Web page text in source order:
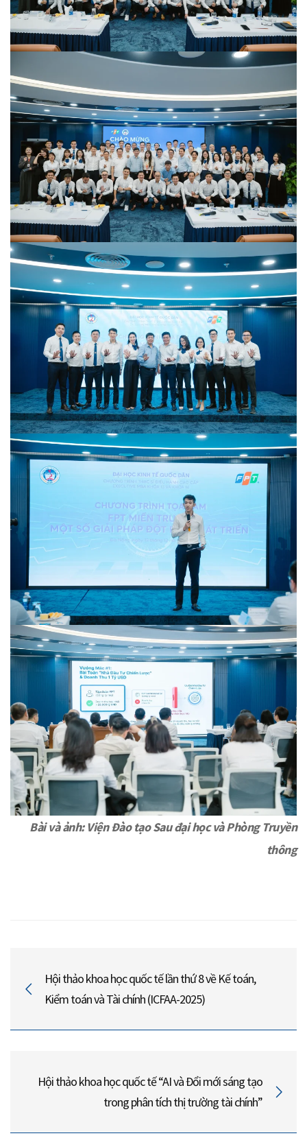
Bài và ảnh: Viện Đào tạo Sau đại học và Phòng Truyền
thông
Hội thảo khoa học quốc tế lần thứ 8 về Kế toán,
Kiểm toán và Tài chính (ICFAA-2025)
Hội thảo khoa học quốc tế “AI và Đổi mới sáng tạo
trong phân tích thị trường tài chính”